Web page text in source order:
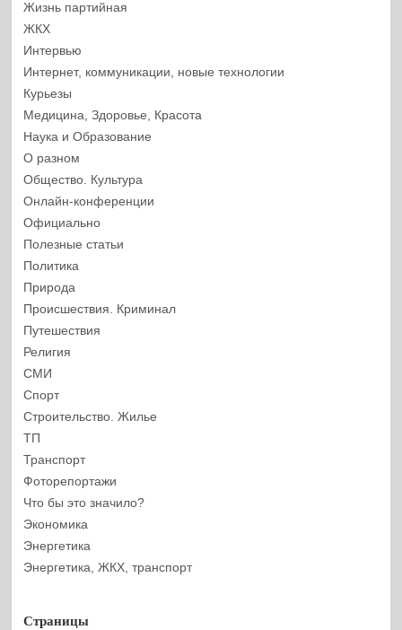
Жизнь партийная
ЖКХ
Интервью
Интернет, коммуникации, новые технологии
Курьезы
Медицина, Здоровье, Красота
Наука и Образование
О разном
Общество. Культура
Онлайн-конференции
Официально
Полезные статьи
Политика
Природа
Происшествия. Криминал
Путешествия
Религия
СМИ
Спорт
Строительство. Жилье
ТП
Транспорт
Фоторепортажи
Что бы это значило?
Экономика
Энергетика
Энергетика, ЖКХ, транспорт
Страницы